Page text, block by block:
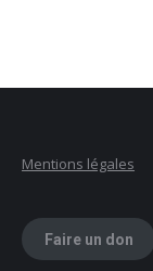
Mentions légales
Faire un don